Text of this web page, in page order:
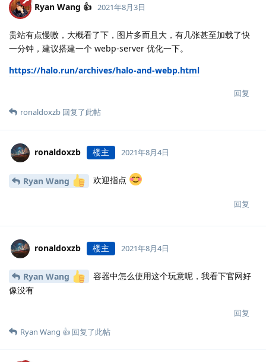
Ryan Wang 👍 2021年8月3日
贵站有点慢嗷，大概看了下，图片多而且大，有几张甚至加载了快
一分钟，建议搭建一个 webp-server 优化一下。
https://halo.run/archives/halo-and-webp.html
回复
ronaldoxzb 回复了此帖
ronaldoxzb 楼主 2021年8月4日
Ryan Wang 欢迎指点
回复
ronaldoxzb 楼主 2021年8月4日
Ryan Wang
容器中怎么使用这个玩意呢，我看下官网好
像没有
回复
Ryan Wang 👍 回复了此帖